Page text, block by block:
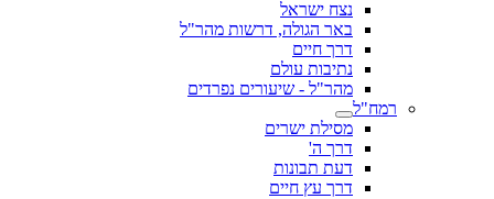
נצח ישראל
באר הגולה, דרשות מהר"ל
דרך חיים
נתיבות עולם
מהר"ל - שיעורים נפרדים
רמח"ל
מסילת ישרים
דרך ה'
דעת תבונות
דרך עץ חיים